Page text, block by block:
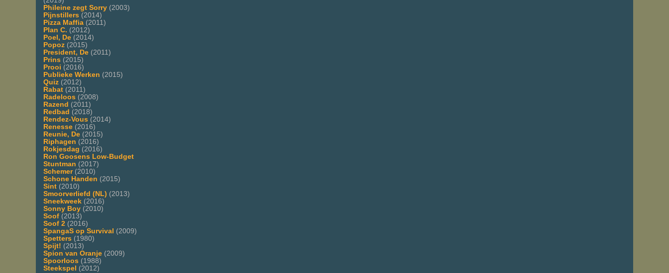
Phileine zegt Sorry (2003)
Pijnstillers (2014)
Pizza Maffia (2011)
Plan C. (2012)
Poel, De (2014)
Popoz (2015)
President, De (2011)
Prins (2015)
Prooi (2016)
Publieke Werken (2015)
Quiz (2012)
Rabat (2011)
Radeloos (2008)
Razend (2011)
Redbad (2018)
Rendez-Vous (2014)
Renesse (2016)
Reunie, De (2015)
Riphagen (2016)
Rokjesdag (2016)
Ron Goosens Low-Budget
Stuntman (2017)
Schemer(2010)
Schone Handen (2015)
Sint (2010)
Smoorverliefd (NL) (2013)
Sneekweek (2016)
Sonny Boy (2010)
Soof (2013)
Soof 2 (2016)
SpangaS op Survival (2009)
Spetters (1980)
Spijt! (2013)
Spion van Oranje (2009)
Spoorloos (1988)
Steekspel (2012)